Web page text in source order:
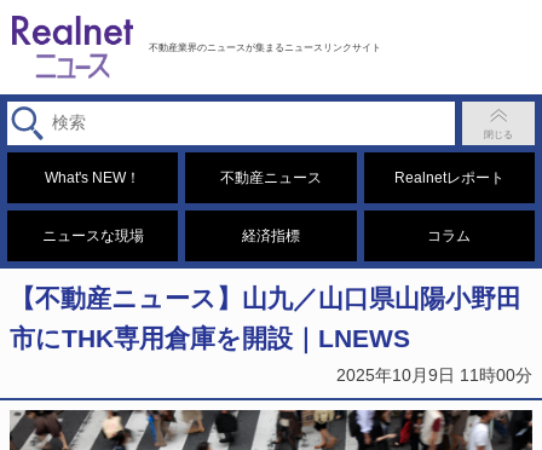
不動産業界のニュースが集まるニュースリンクサイト
What's NEW！ 不動産ニュース Realnetレポート
ニュースな現場 経済指標 コラム
【不動産ニュース】山九／山口県山陽小野田
市にTHK専用倉庫を開設｜LNEWS
2025年10月9日 11時00分